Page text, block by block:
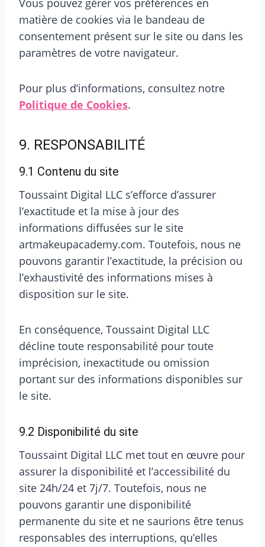
Vous pouvez gérer vos préférences en
matière de cookies via le bandeau de
consentement présent sur le site ou dans les
paramètres de votre navigateur.
Pour plus d’informations, consultez notre
Politique de Cookies.
9. RESPONSABILITÉ
9.1 Contenu du site
Toussaint Digital LLC s’efforce d’assurer
l’exactitude et la mise à jour des
informations diffusées sur le site
artmakeupacademy.com. Toutefois, nous ne
pouvons garantir l’exactitude, la précision ou
l’exhaustivité des informations mises à
disposition sur le site.
En conséquence, Toussaint Digital LLC
décline toute responsabilité pour toute
imprécision, inexactitude ou omission
portant sur des informations disponibles sur
le site.
9.2 Disponibilité du site
Toussaint Digital LLC met tout en œuvre pour
assurer la disponibilité et l’accessibilité du
site 24h/24 et 7j/7. Toutefois, nous ne
pouvons garantir une disponibilité
permanente du site et ne saurions être tenus
responsables des interruptions, qu’elles